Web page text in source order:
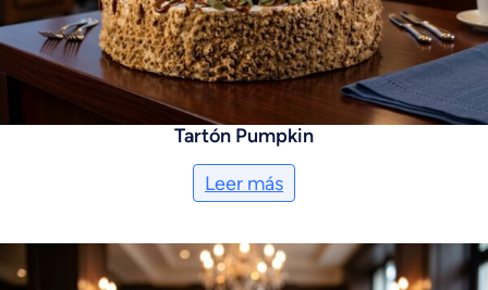
Tartón Pumpkin
Leer más